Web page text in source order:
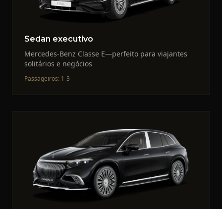
Sedan executivo
Mercedes-Benz Classe E—perfeito para viajantes
solitários e negócios
Passageiros: 1-3